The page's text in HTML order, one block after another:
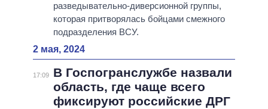
разведывательно-диверсионной группы,
которая притворялась бойцами смежного
подразделения ВСУ.
2 мая, 2024
17:09
В Госпогранслужбе назвали
область, где чаще всего
фиксируют российские ДРГ